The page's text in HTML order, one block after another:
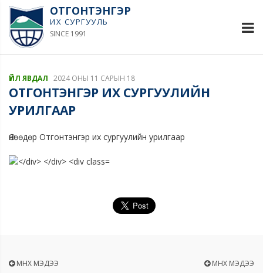
ОТГОНТЭНГЭР
ИХ СУРГУУЛЬ
SINCE 1991
ҮЙЛ ЯВДАЛ 2024 ОНЫ 11 САРЫН 18
ОТГОНТЭНГЭР ИХ СУРГУУЛИЙН
УРИЛГААР
Өнөөдөр Отгонтэнгэр их сургуулийн урилгаар
ӨМНӨХ МЭДЭЭ
ӨМНӨХ МЭДЭЭ